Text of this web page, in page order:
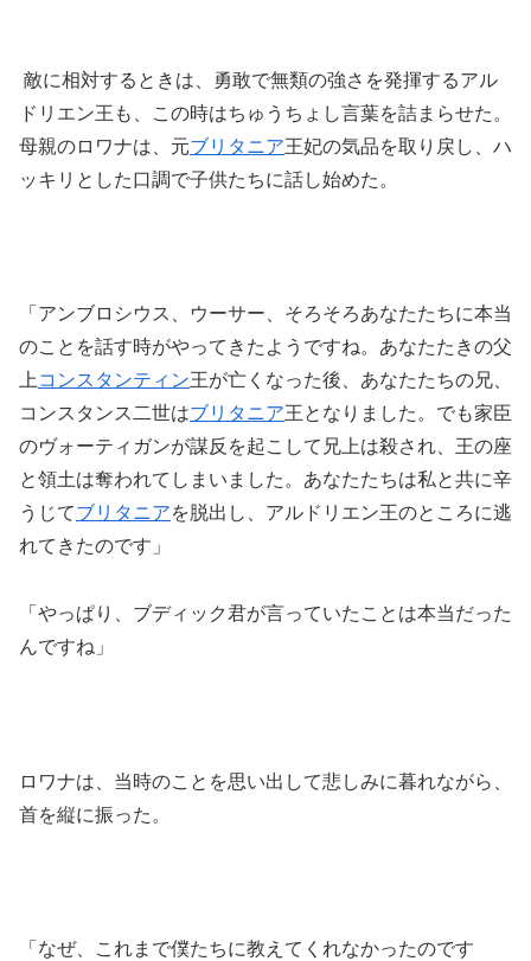
敵に相対するときは、勇敢で無類の強さを発揮するアル
ドリエン王も、この時はちゅうちょし言葉を詰まらせた。
母親のロワナは、元ブリタニア王妃の気品を取り戻し、ハ
ッキリとした口調で子供たちに話し始めた。
「アンブロシウス、ウーサー、そろそろあなたたちに本当
のことを話す時がやってきたようですね。あなたたきの父
上 コンスタンティン王が亡くなった後、あなたたちの兄、
コンスタンス二世はブリタニア王となりました。でも家臣
のヴォーティガンが謀反を起こして兄上は殺され、王の座
と領土は奪われてしまいました。あなたたちは私と共に辛
うじてブリタニアを脱出し、アルドリエン王のところに逃
れてきたのです」
「やっぱり、ブディック君が言っていたことは本当だった
んですね」
ロワナは、当時のことを思い出して悲しみに暮れながら、
首を縦に振った。
「なぜ、これまで僕たちに教えてくれなかったのです